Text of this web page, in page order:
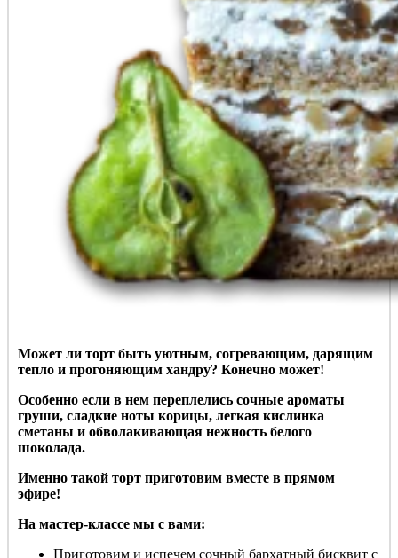
Может ли торт быть уютным, согревающим, дарящим
тепло и прогоняющим хандру? Конечно может!
Особенно если в нем переплелись сочные ароматы
груши, сладкие ноты корицы, легкая кислинка
сметаны и обволакивающая нежность белого
шоколада.
Именно такой торт приготовим вместе в прямом
эфире!
На мастер-классе мы с вами:
Приготовим и испечем сочный бархатный бисквит с